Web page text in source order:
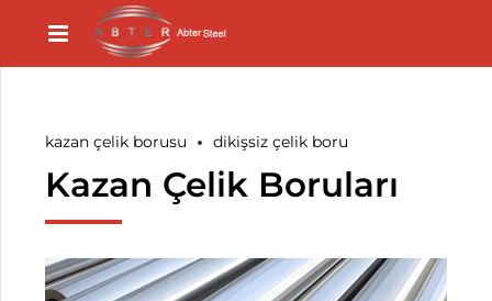
kazan çelik borusu dikişsiz çelik boru
Kazan Çelik Boruları